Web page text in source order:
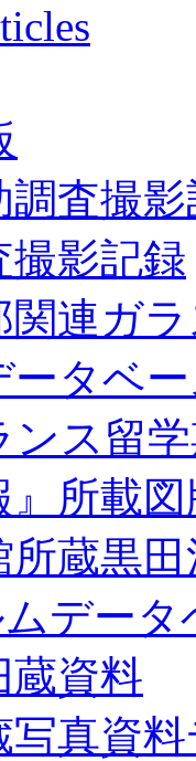
調査撮
撮影記録
関連ガ
ータベ
ンス留
』所載
所蔵黒
データ
蔵資料
写真資